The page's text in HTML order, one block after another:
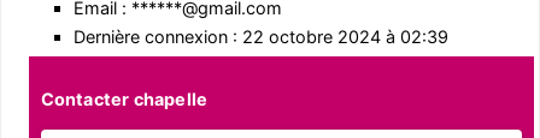
Email : ******@gmail.com
Dernière connexion : 22 octobre 2024 à 02:39
Contacter chapelle